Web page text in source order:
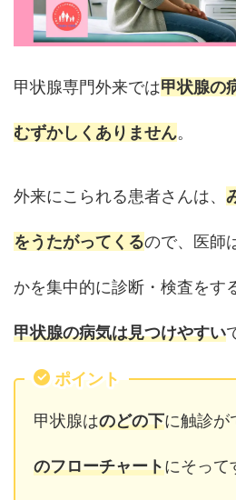
甲状腺専門外来では甲状腺の
むずかしくありません。
外来にこられる患者さんは、
をうたがってくるので、医師
かを集中的に診断・検査をす
甲状腺の病気は見つけやすい
ポイント
甲状腺はのどの下に触診が
のフローチャートにそって